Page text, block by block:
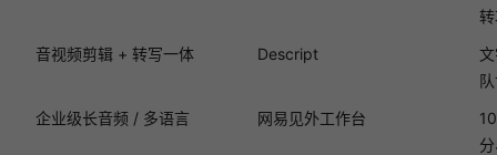
音视频剪辑 + 转写一体
Descript
企业级长音频 / 多语言
网易见外工作台